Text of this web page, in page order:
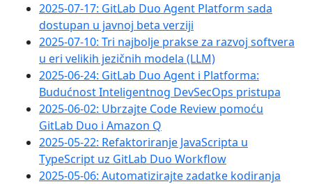
2025-07-17: GitLab Duo Agent Platform sada
dostupan u javnoj beta verziji
2025-07-10: Tri najbolje prakse za razvoj softvera
u eri velikih jezičnih modela (LLM)
2025-06-24: GitLab Duo Agent i Platforma:
Budućnost Inteligentnog DevSecOps pristupa
2025-06-02: Ubrzajte Code Review pomoću
GitLab Duo i Amazon Q
2025-05-22: Refaktoriranje JavaScripta u
TypeScript uz GitLab Duo Workflow
2025-05-06: Automatizirajte zadatke kodiranja